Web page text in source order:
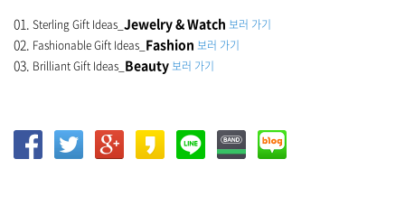
01. Sterling Gift Ideas_ Jewelry & Watch 보러 가기
02. Fashionable Gift Ideas_ Fashion 보러 가기
03. Brilliant Gift Ideas_ Beauty보러 가기